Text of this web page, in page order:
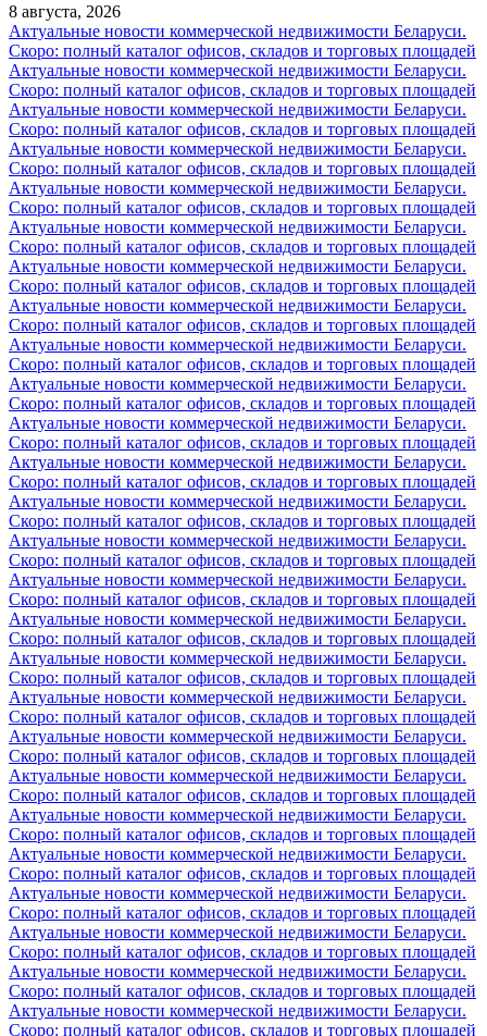
8 августа, 2026
Актуальные новости коммерческой недвижимости Беларуси.
Скоро: полный каталог офисов, складов и торговых площадей
Актуальные новости коммерческой недвижимости Беларуси.
Скоро: полный каталог офисов, складов и торговых площадей
Актуальные новости коммерческой недвижимости Беларуси.
Скоро: полный каталог офисов, складов и торговых площадей
Актуальные новости коммерческой недвижимости Беларуси.
Скоро: полный каталог офисов, складов и торговых площадей
Актуальные новости коммерческой недвижимости Беларуси.
Скоро: полный каталог офисов, складов и торговых площадей
Актуальные новости коммерческой недвижимости Беларуси.
Скоро: полный каталог офисов, складов и торговых площадей
Актуальные новости коммерческой недвижимости Беларуси.
Скоро: полный каталог офисов, складов и торговых площадей
Актуальные новости коммерческой недвижимости Беларуси.
Скоро: полный каталог офисов, складов и торговых площадей
Актуальные новости коммерческой недвижимости Беларуси.
Скоро: полный каталог офисов, складов и торговых площадей
Актуальные новости коммерческой недвижимости Беларуси.
Скоро: полный каталог офисов, складов и торговых площадей
Актуальные новости коммерческой недвижимости Беларуси.
Скоро: полный каталог офисов, складов и торговых площадей
Актуальные новости коммерческой недвижимости Беларуси.
Скоро: полный каталог офисов, складов и торговых площадей
Актуальные новости коммерческой недвижимости Беларуси.
Скоро: полный каталог офисов, складов и торговых площадей
Актуальные новости коммерческой недвижимости Беларуси.
Скоро: полный каталог офисов, складов и торговых площадей
Актуальные новости коммерческой недвижимости Беларуси.
Скоро: полный каталог офисов, складов и торговых площадей
Актуальные новости коммерческой недвижимости Беларуси.
Скоро: полный каталог офисов, складов и торговых площадей
Актуальные новости коммерческой недвижимости Беларуси.
Скоро: полный каталог офисов, складов и торговых площадей
Актуальные новости коммерческой недвижимости Беларуси.
Скоро: полный каталог офисов, складов и торговых площадей
Актуальные новости коммерческой недвижимости Беларуси.
Скоро: полный каталог офисов, складов и торговых площадей
Актуальные новости коммерческой недвижимости Беларуси.
Скоро: полный каталог офисов, складов и торговых площадей
Актуальные новости коммерческой недвижимости Беларуси.
Скоро: полный каталог офисов, складов и торговых площадей
Актуальные новости коммерческой недвижимости Беларуси.
Скоро: полный каталог офисов, складов и торговых площадей
Актуальные новости коммерческой недвижимости Беларуси.
Скоро: полный каталог офисов, складов и торговых площадей
Актуальные новости коммерческой недвижимости Беларуси.
Скоро: полный каталог офисов, складов и торговых площадей
Актуальные новости коммерческой недвижимости Беларуси.
Скоро: полный каталог офисов, складов и торговых площадей
Актуальные новости коммерческой недвижимости Беларуси.
Скоро: полный каталог офисов, складов и торговых площадей